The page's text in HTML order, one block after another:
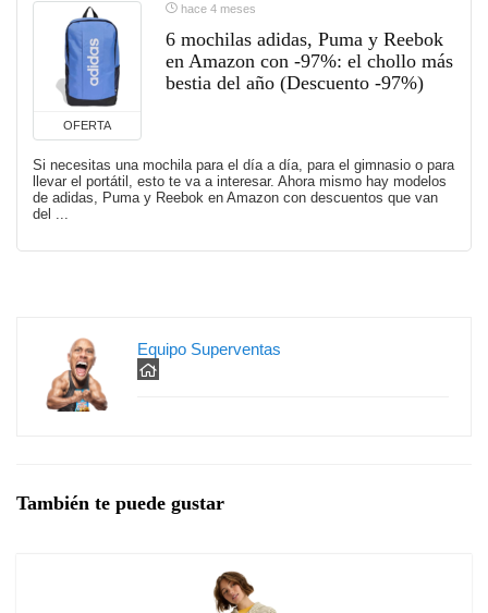
OFERTA
hace 4 meses
6 mochilas adidas, Puma y Reebok
en Amazon con -97%: el chollo más
bestia del año (Descuento -97%)
Si necesitas una mochila para el día a día, para el gimnasio o para
llevar el portátil, esto te va a interesar. Ahora mismo hay modelos
de adidas, Puma y Reebok en Amazon con descuentos que van
del ...
Equipo Superventas
También te puede gustar